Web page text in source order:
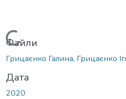
Вантажиться...
Файли
Грицаєнко Галина, Грицаєнко
Дата
2020